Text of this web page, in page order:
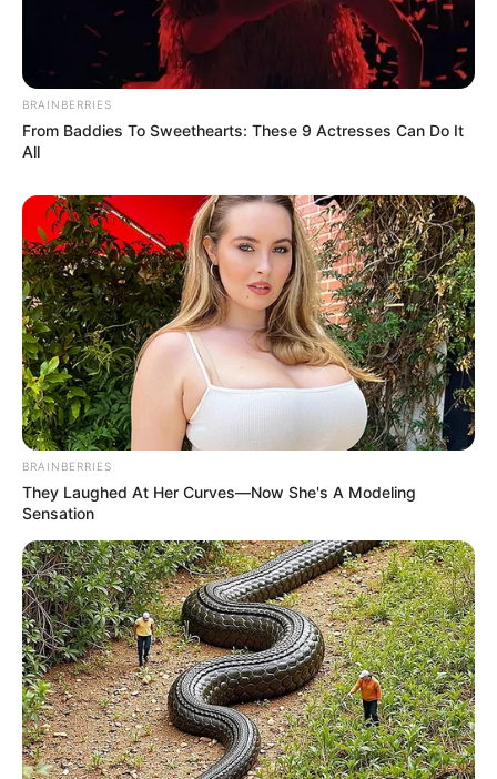
BRAINBERRIES
From Baddies To Sweethearts: These 9 Actresses Can Do It
All
BRAINBERRIES
They Laughed At Her Curves—Now She's A Modeling
Sensation